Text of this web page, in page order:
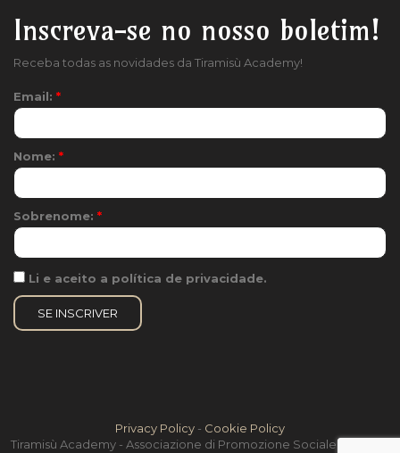
Inscreva-se no nosso boletim!
Receba todas as novidades da Tiramisù Academy!
Email: *
Nome: *
Sobrenome: *
Li e aceito a política de privacidade.
Privacy Policy - Cookie Policy
Tiramisù Academy - Associazione di Promozione Sociale - Treviso,